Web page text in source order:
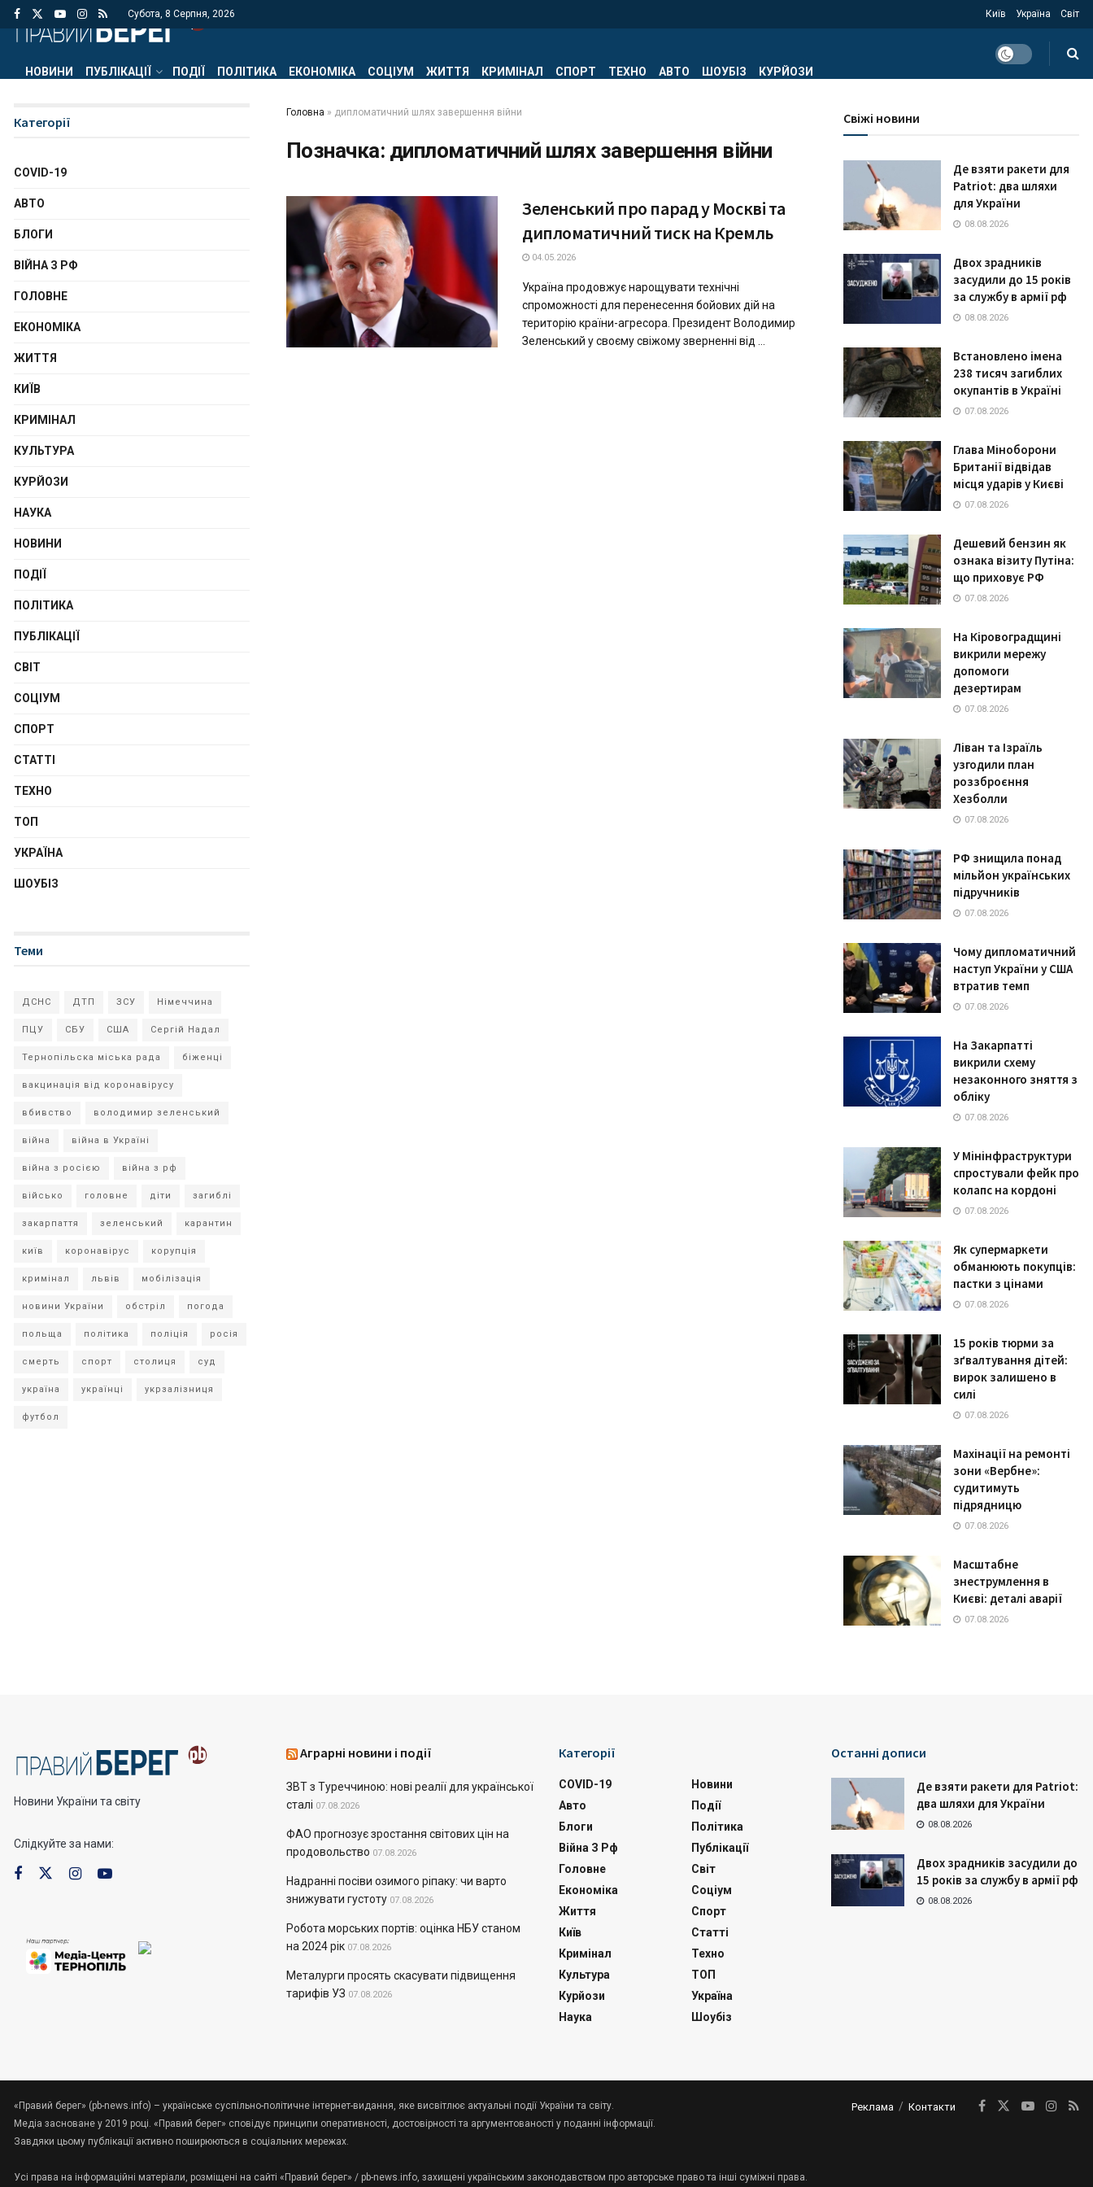
Субота, 8 Серпня, 2026 Київ Україна Світ
НОВИНИ ПУБЛІКАЦІЇ ПОДІЇ ПОЛІТИКА ЕКОНОМІКА СОЦІУМ ЖИТТЯ КРИМІНАЛ СПОРТ ТЕХНО АВТО ШОУБІЗ КУРЙОЗИ
Головна » дипломатичний шлях завершення війни
Позначка: дипломатичний шлях завершення війни
Зеленський про парад у Москві та
дипломатичний тиск на Кремль
04.05.2026
Україна продовжує нарощувати технічні
спроможності для перенесення бойових дій на
територію країни-агресора. Президент Володимир
Зеленський у своєму свіжому зверненні від ...
Категорії
COVID-19
АВТО
БЛОГИ
ВІЙНА З РФ
ГОЛОВНЕ
ЕКОНОМІКА
ЖИТТЯ
КИЇВ
КРИМІНАЛ
КУЛЬТУРА
КУРЙОЗИ
НАУКА
НОВИНИ
ПОДІЇ
ПОЛІТИКА
ПУБЛІКАЦІЇ
СВІТ
СОЦІУМ
СПОРТ
СТАТТІ
ТЕХНО
ТОП
УКРАЇНА
ШОУБІЗ
Теми
ДСНС ДТП ЗСУ Німеччина
ПЦУ СБУ США Сергій Надал
Тернопільска міська рада біженці
вакцинація від коронавірусу
вбивство володимир зеленський
війна війна в Україні
війна з росією війна з рф
військо головне діти загиблі
закарпаття зеленський карантин
київ коронавірус корупція
кримінал львів мобілізація
новини України обстріл погода
польща політика поліція росія
смерть спорт столиця суд
україна українці укрзалізниця
футбол
Свіжі новини
Де взяти ракети для
Patriot: два шляхи
для України
08.08.2026
Двох зрадників
засудили до 15 років
за службу в армії рф
08.08.2026
Встановлено імена
238 тисяч загиблих
окупантів в Україні
07.08.2026
Глава Міноборони
Британії відвідав
місця ударів у Києві
07.08.2026
Дешевий бензин як
ознака візиту Путіна:
що приховує РФ
07.08.2026
На Кіровоградщині
викрили мережу
допомоги
дезертирам
07.08.2026
Ліван та Ізраїль
узгодили план
роззброєння
Хезболли
07.08.2026
РФ знищила понад
мільйон українських
підручників
07.08.2026
Чому дипломатичний
наступ України у США
втратив темп
07.08.2026
На Закарпатті
викрили схему
незаконного зняття з
обліку
07.08.2026
У Мінінфраструктури
спростували фейк про
колапс на кордоні
07.08.2026
Як супермаркети
обманюють покупців:
пастки з цінами
07.08.2026
15 років тюрми за
зґвалтування дітей:
вирок залишено в
силі
07.08.2026
Махінації на ремонті
зони «Вербне»:
судитимуть
підрядницю
07.08.2026
Масштабне
знеструмлення в
Києві: деталі аварії
07.08.2026
Новини України та світу
Слідкуйте за нами:
Аграрні новини і події
ЗВТ з Туреччиною: нові реалії для української
сталі 07.08.2026
ФАО прогнозує зростання світових цін на
продовольство 07.08.2026
Надранні посіви озимого ріпаку: чи варто
знижувати густоту 07.08.2026
Робота морських портів: оцінка НБУ станом
на 2024 рік 07.08.2026
Металурги просять скасувати підвищення
тарифів УЗ 07.08.2026
Категорії
COVID-19
Авто
Блоги
Війна З Рф
Головне
Економіка
Життя
Київ
Кримінал
Культура
Курйози
Наука
Новини
Події
Політика
Публікації
Світ
Соціум
Спорт
Статті
Техно
ТОП
Україна
Шоубіз
Останні дописи
Де взяти ракети для Patriot:
два шляхи для України
08.08.2026
Двох зрадників засудили до
15 років за службу в армії рф
08.08.2026
Реклама Контакти
«Правий берег» (pb-news.info) – українське суспільно-політичне інтернет-видання, яке висвітлює актуальні події України та світу.
Медіа засноване у 2019 році. «Правий берег» сповідує принципи оперативності, достовірності та аргументованості у поданні інформації.
Завдяки цьому публікації активно поширюються в соціальних мережах.
Усі права на інформаційні матеріали, розміщені на сайті «Правий берег» / pb-news.info, захищені українським законодавством про авторське право та інші суміжні права.